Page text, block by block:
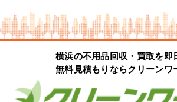
横浜の不用品回収・買取を即
無料見積もりならクリーンワ